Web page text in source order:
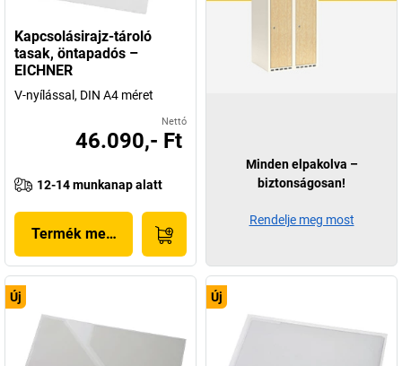
Kapcsolásirajz-tároló
tasak, öntapadós –
EICHNER
V-nyílással, DIN A4 méret
Nettó
46.090,- Ft
12-14 munkanap alatt
Termék megjelenítése
Új Új
Minden elpakolva –
biztonságosan!
Rendelje meg most